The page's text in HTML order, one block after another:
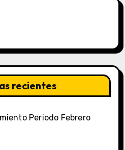
recientes
Periodo Febrero